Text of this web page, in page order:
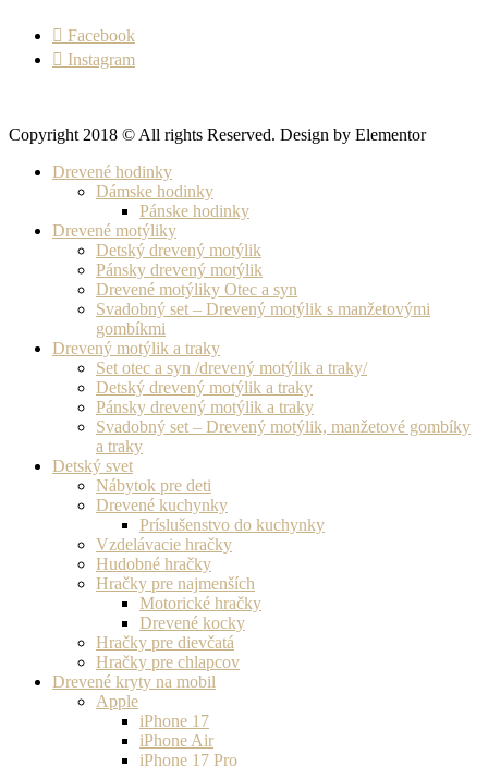
Facebook
Instagram
Copyright 2018 © All rights Reserved. Design by Elementor
Drevené hodinky
Dámske hodinky
Pánske hodinky
Drevené motýliky
Detský drevený motýlik
Pánsky drevený motýlik
Drevené motýliky Otec a syn
Svadobný set – Drevený motýlik s manžetovými
gombíkmi
Drevený motýlik a traky
Set otec a syn /drevený motýlik a traky/
Detský drevený motýlik a traky
Pánsky drevený motýlik a traky
Svadobný set – Drevený motýlik, manžetové gombíky
a traky
Detský svet
Nábytok pre deti
Drevené kuchynky
Príslušenstvo do kuchynky
Vzdelávacie hračky
Hudobné hračky
Hračky pre najmenších
Motorické hračky
Drevené kocky
Hračky pre dievčatá
Hračky pre chlapcov
Drevené kryty na mobil
Apple
iPhone 17
iPhone Air
iPhone 17 Pro